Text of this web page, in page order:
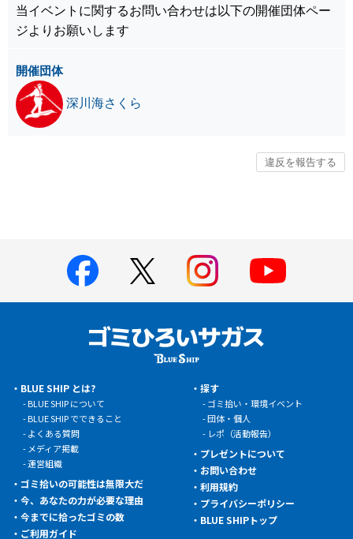
当イベントに関するお問い合わせは以下の開催団体ペー
ジよりお願いします
開催団体
深川海さくら
BLUE SHIP とは?
BLUE SHIP について
BLUE SHIP でできること
よくある質問
メディア掲載
運営組織
ゴミ拾いの可能性は無限大だ
今、あなたの力が必要な理由
今までに拾ったゴミの数
ご利用ガイド
探す
ゴミ拾い・環境イベント
団体・個人
レポ（活動報告）
プレゼントについて
お問い合わせ
利用規約
プライバシーポリシー
BLUE SHIPトップ